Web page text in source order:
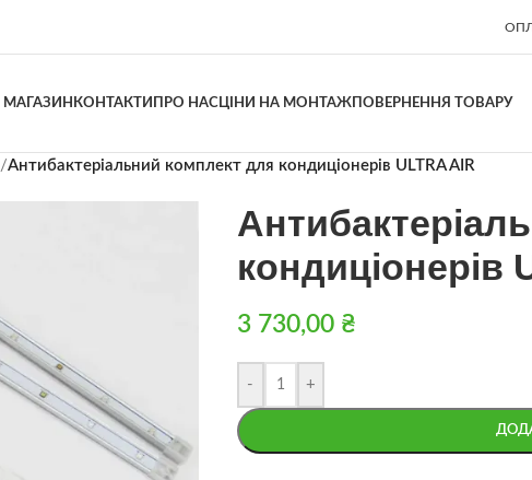
МАГАЗИН КОНТАКТИ ПРО НАСЦІНИ НА МОНТАЖПОВЕРНЕННЯ ТОВАРУ
/Антибактеріальний комплект для кондиціонерів ULTRA AIR
кондиціонерів
3 730,00 ₴
- +